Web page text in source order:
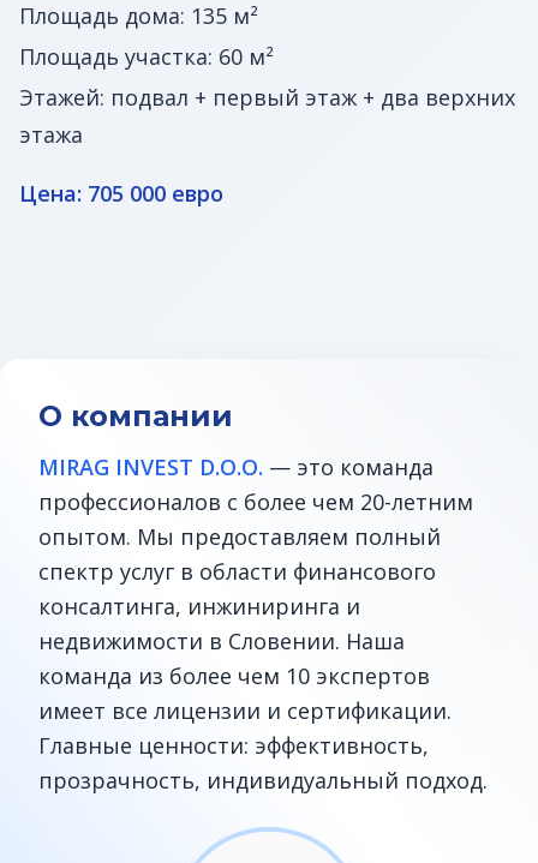
Площадь дома: 135 м²
Площадь участка: 60 м²
Этажей: подвал + первый этаж + два верхних
этажа
Цена: 705 000 евро
О компании
MIRAG INVEST D.O.O. — это команда
профессионалов с более чем 20-летним
опытом. Мы предоставляем полный
спектр услуг в области финансового
консалтинга, инжиниринга и
недвижимости в Словении. Наша
команда из более чем 10 экспертов
имеет все лицензии и сертификации.
Главные ценности: эффективность,
прозрачность, индивидуальный подход.